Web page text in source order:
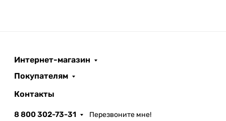
Интернет-магазин
Покупателям
Контакты
8 800 302-73-31 Перезвоните мне!